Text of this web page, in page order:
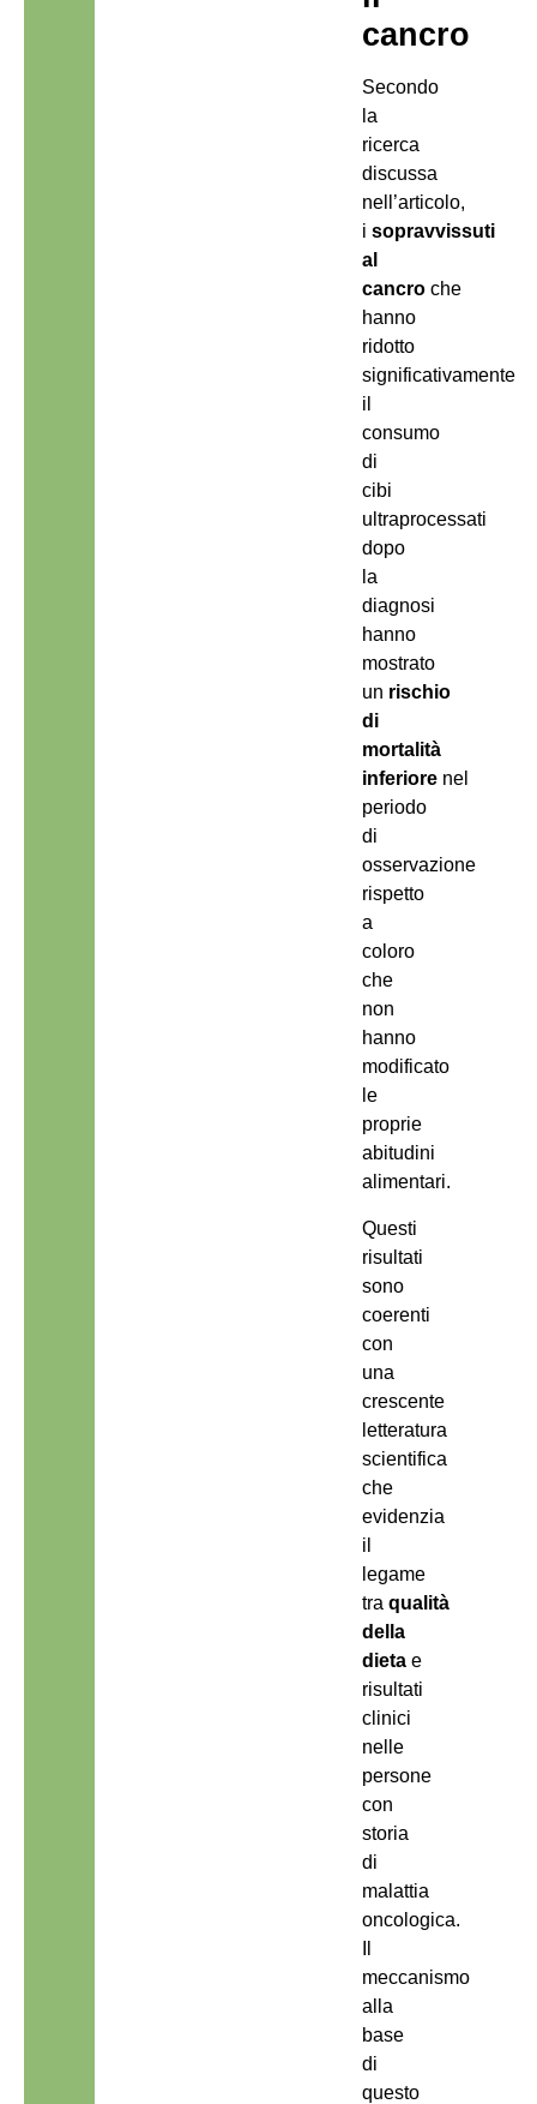
cancro
Secondo
la
ricerca
discussa
nell’articolo,
isopravvissuti
al
cancro che
hanno
ridotto
significativamente
il
consumo
di
cibi
ultraprocessati
dopo
la
diagnosi
hanno
mostrato
un rischio
di
mortalità
inferiore nel
periodo
di
osservazione
rispetto
a
coloro
che
non
hanno
modificato
le
proprie
abitudini
alimentari.
Questi
risultati
sono
coerenti
con
una
crescente
letteratura
scientifica
che
evidenzia
il
legame
traqualità
della
dieta e
risultati
clinici
nelle
persone
con
storia
di
malattia
oncologica.
meccanismo
alla
base
di
questo